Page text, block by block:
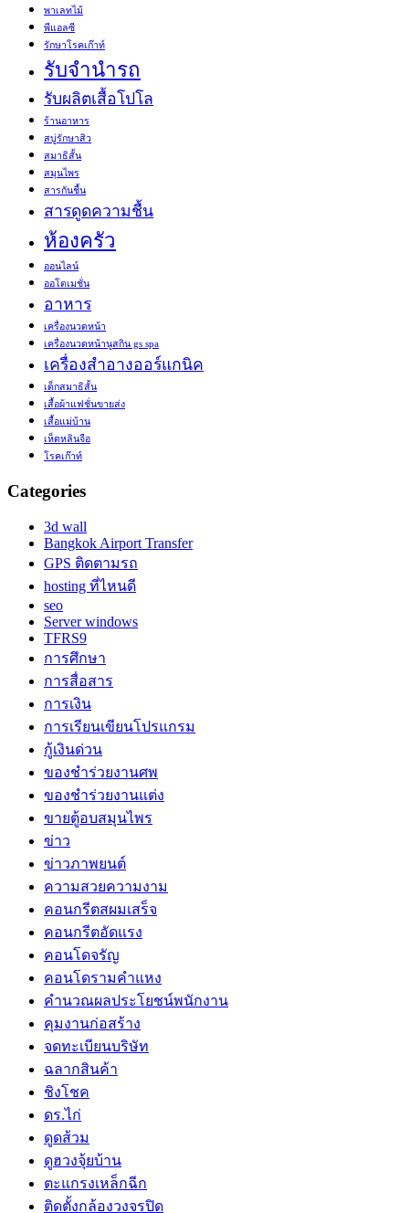
พาเลทไม้
พีแอลซี
รักษาโรคเก๊าท์
รับจำนำรถ
รับผลิตเสื้อโปโล
ร้านอาหาร
สบู่รักษาสิว
สมาธิสั้น
สมุนไพร
สารกันชื้น
สารดูดความชื้น
ห้องครัว
ออนไลน์
ออโตเมชั่น
อาหาร
เครื่องนวดหน้า
เครื่องนวดหน้านูสกิน gs spa
เครื่องสำอางออร์แกนิค
เด็กสมาธิสั้น
เสื้อผ้าแฟชั่นขายส่ง
เสื้อแม่บ้าน
เห็ดหลินจือ
โรคเก๊าท์
Categories
3d wall
Bangkok Airport Transfer
GPS ติดตามรถ
hosting ที่ไหนดี
seo
Server windows
TFRS9
การศึกษา
การสื่อสาร
การเงิน
การเรียนเขียนโปรแกรม
กู้เงินด่วน
ของชำร่วยงานศพ
ของชำร่วยงานแต่ง
ขายตู้อบสมุนไพร
ข่าว
ข่าวภาพยนต์
ความสวยความงาม
คอนกรีตสผมเสร็จ
คอนกรีตอัดแรง
คอนโดจรัญ
คอนโดรามคำแหง
คำนวณผลประโยชน์พนักงาน
คุมงานก่อสร้าง
จดทะเบียนบริษัท
ฉลากสินค้า
ชิงโชค
ดร.ไก่
ดูดส้วม
ดูฮวงจุ้ยบ้าน
ตะแกรงเหล็กฉีก
ติดตั้งกล้องวงจรปิด